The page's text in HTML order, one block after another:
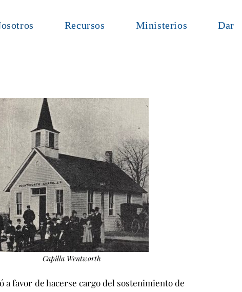
Recursos Ministerios Dar
Capilla Wentworth
a favor de hacerse cargo del sostenimiento de